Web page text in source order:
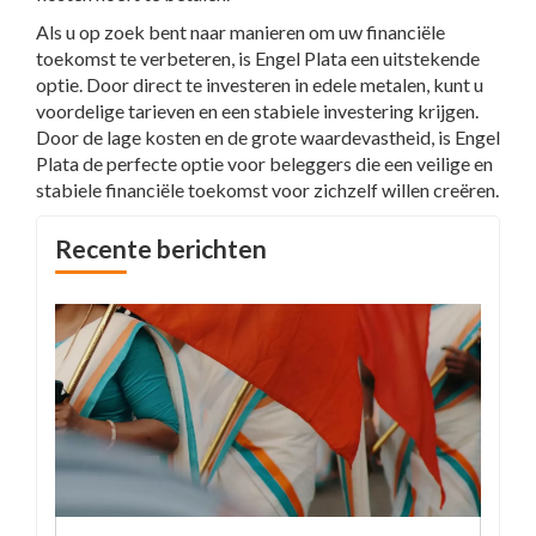
Als u op zoek bent naar manieren om uw financiële
toekomst te verbeteren, is Engel Plata een uitstekende
optie. Door direct te investeren in edele metalen, kunt u
voordelige tarieven en een stabiele investering krijgen.
Door de lage kosten en de grote waardevastheid, is Engel
Plata de perfecte optie voor beleggers die een veilige en
stabiele financiële toekomst voor zichzelf willen creëren.
Recente berichten